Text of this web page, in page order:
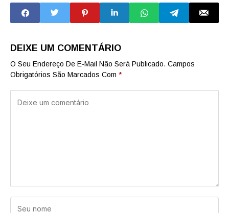
roubos e menor
taxa de
homicídios do
zona leste de São
Paulo
DEIXE UM COMENTÁRIO
O Seu Endereço De E-Mail Não Será Publicado. Campos
Obrigatórios São Marcados Com *